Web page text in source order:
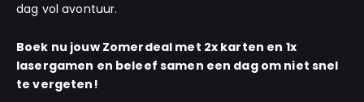
dag vol avontuur.
Boek nu jouw Zomerdeal met 2x karten en 1x
lasergamen en beleef samen een dag om niet snel
te vergeten!